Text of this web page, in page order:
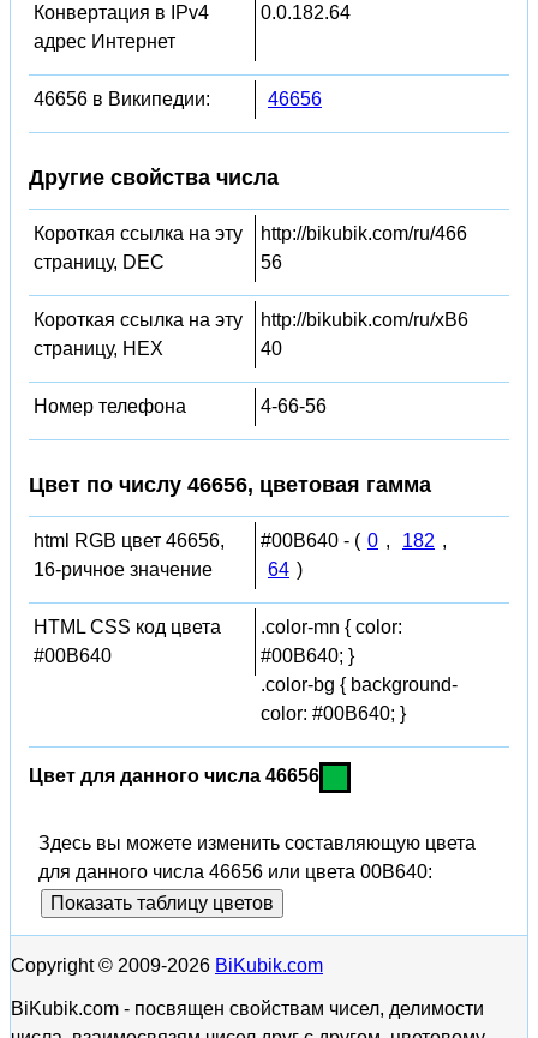
Конвертация в IPv4
адрес Интернет
0.0.182.64
46656 в Википедии: 46656
Другие свойства числа
Короткая ссылка на эту
страницу, DEC
http://bikubik.com/ru/466
56
Короткая ссылка на эту
страницу, HEX
http://bikubik.com/ru/xB6
40
Номер телефона 4-66-56
Цвет по числу 46656, цветовая гамма
html RGB цвет 46656,
16-ричное значение
#00B640 - ( 0 , 182 ,
64 )
HTML CSS код цвета
#00B640
.color-mn { color:
#00B640; }
.color-bg { background-
color: #00B640; }
Цвет для данного числа 46656
Здесь вы можете изменить составляющую цвета
для данного числа 46656 или цвета 00B640:
Показать таблицу цветов
Copyright © 2009-2026 BiKubik.com
BiKubik.com - посвящен свойствам чисел, делимости